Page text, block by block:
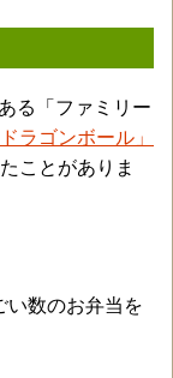
る「ファミリー
ラゴンボール」
ことがありま
い数のお弁当を